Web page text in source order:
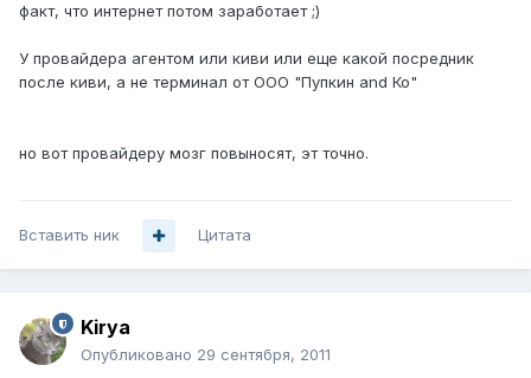
факт, что интернет потом заработает ;)
У провайдера агентом или киви или еще какой посредник
после киви, а не терминал от ООО "Пупкин and Ко"
но вот провайдеру мозг повыносят, эт точно.
Вставить ник Цитата
Kirya
Опубликовано 29 сентября, 2011